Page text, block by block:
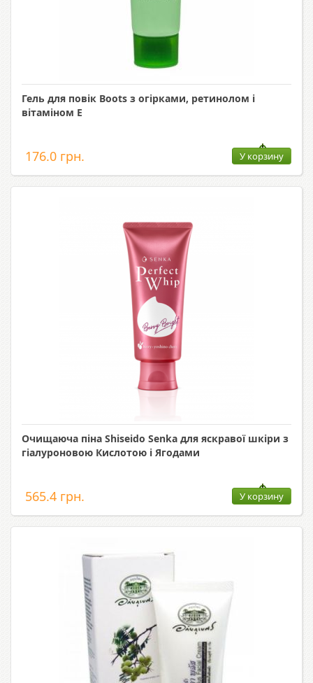
Гель для повік Boots з огірками, ретинолом і
вітаміном Е
176.0 грн. У корзину
Очищаюча піна Shiseido Senka для яскравої шкіри з
гіалуроновою Кислотою і Ягодами
565.4 грн. У корзину